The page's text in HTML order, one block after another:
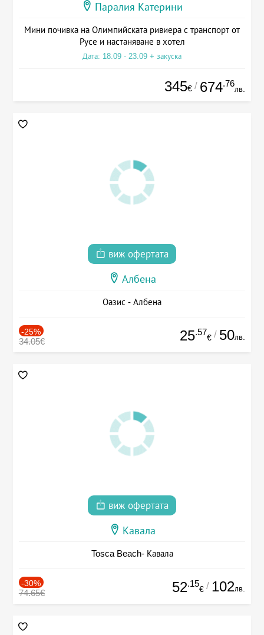
Паралия Катерини
Мини почивка на Олимпийската ривиера с транспорт от
Русе и настаняване в хотел
Дата: 18.09 - 23.09 + закуска
345€ / 674.76
лв.
виж офертата
Албена
Оазис - Албена
-25%
34.05€ 25.57
€ / 50лв.
виж офертата
Кавала
Tosca Beach- Кавала
-30%
74.65€ 52.15
€ / 102лв.